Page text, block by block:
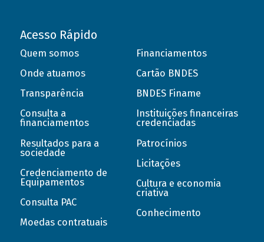
Acesso Rápido
Quem somos
Onde atuamos
Transparência
Consulta a
financiamentos
Resultados para a
sociedade
Credenciamento de
Equipamentos
Consulta PAC
Moedas contratuais
Financiamentos
Cartão BNDES
BNDES Finame
Instituições financeiras
credenciadas
Patrocínios
Licitações
Cultura e economia
criativa
Conhecimento